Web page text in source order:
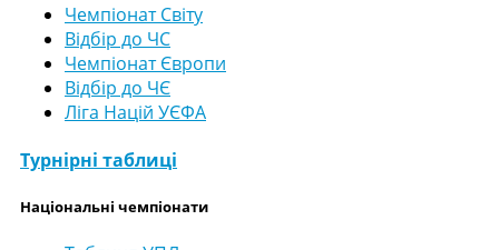
Чемпіонат Світу
Відбір до ЧС
Чемпіонат Європи
Відбір до ЧЄ
Ліга Націй УЄФА
Турнірні таблиці
Національні чемпіонати